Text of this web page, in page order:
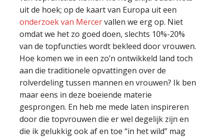
uit de hoek; op de kaart van Europa uit een
onderzoek van Mercervallen we erg op. Niet
omdat we het zo goed doen, slechts 10%-20%
van de topfuncties wordt bekleed door vrouwen.
Hoe komen we in een zo’n ontwikkeld land toch
aan die traditionele opvattingen over de
rolverdeling tussen mannen en vrouwen? Ik ben
maar eens in deze boeiende materie
gesprongen. En heb me mede laten inspireren
door die topvrouwen die er wel degelijk zijn en
die ik gelukkig ook af en toe “in het wild” mag